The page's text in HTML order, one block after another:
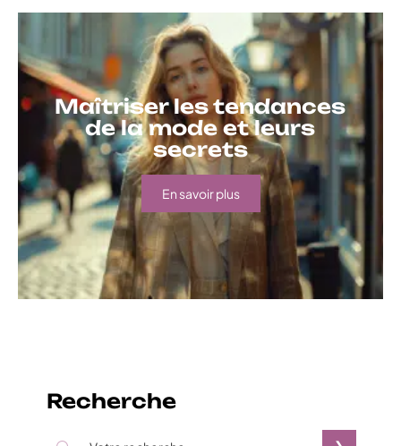
Maîtriser les tendances
de la mode et leurs
secrets
En savoir plus
Recherche